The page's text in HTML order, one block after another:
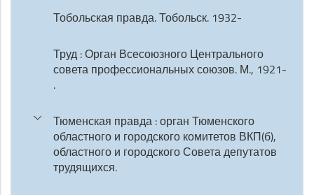
Тобольская правда. Тобольск. 1932-
Труд : Орган Всесоюзного Центрального
совета профессиональных союзов. М., 1921-
.
Тюменская правда : орган Тюменского
областного и городского комитетов ВКП(б),
областного и городского Совета депутатов
трудящихся.